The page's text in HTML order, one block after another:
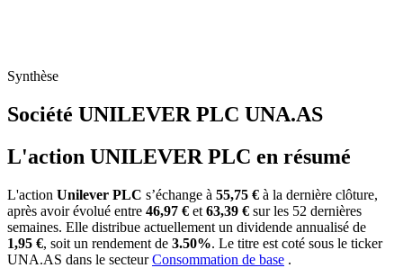
Synthèse
Société UNILEVER PLC UNA.AS
L'action UNILEVER PLC en résumé
L'action Unilever PLC s’échange à 55,75 € à la dernière clôture,
après avoir évolué entre 46,97 € et 63,39 € sur les 52 dernières
semaines. Elle distribue actuellement un dividende annualisé de
1,95 €, soit un rendement de 3.50%. Le titre est coté sous le ticker
UNA.AS dans le secteurConsommation de base .